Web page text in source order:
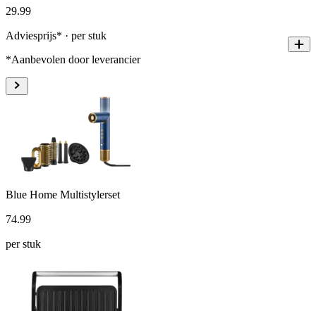
29.99
Adviesprijs* · per stuk
*Aanbevolen door leverancier
Blue Home Multistylerset
74.99
per stuk